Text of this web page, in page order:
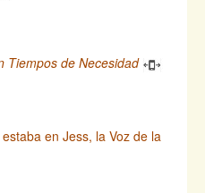
Tiempos de Necesidad
en Jess, la Voz de la